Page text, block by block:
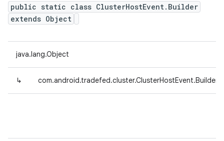
public static class ClusterHostEvent.Builder
extends Object
java.lang.Object
↳ com.android.tradefed.cluster.ClusterHostEvent.Builder